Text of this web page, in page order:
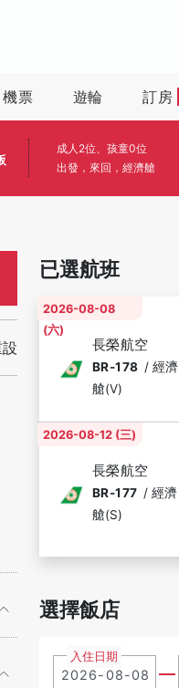
機票 遊輪 訂房
成人2位、孩童0位
出發，來回，經濟艙
已選航班
2026-08-08
(六)
長榮航空
BR-178 /經濟
艙(V)
2026-08-12 (三)
長榮航空
BR-177 /經濟
艙(S)
選擇飯店
入住日期